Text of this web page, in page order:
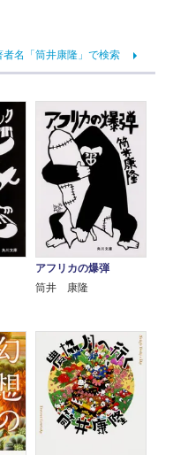
者名「筒井康隆」で検索
アフリカの爆弾
筒井 康隆